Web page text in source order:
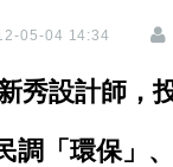
05-04 14:34
秀設計師，
調「環保」